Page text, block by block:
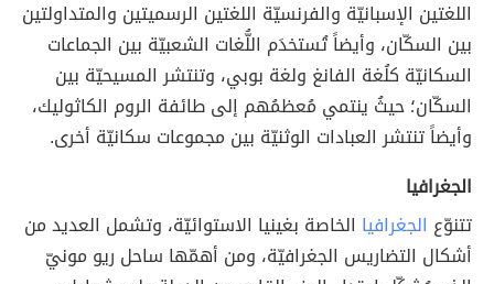
اللغتين الإسبانيّة والفرنسيّة اللغتين الرسميتين والمتداولتين
بين السكّان، وأيضاً تُستخدَم اللُّغات الشعبيّة بين الجماعات
السكانيّة كلُغة الفانغ ولغة بوبي، وتنتشر المسيحيّة بين
السكّان؛ حيثُ ينتمي مُعظمُهم إلى طائفة الروم الكاثوليك،
وأيضاً تنتشر العبادات الوثنيّة بين مجموعات سكانيّة أخرى.
الجغرافيا
تتنوّع الجغرافيا الخاصة بغينيا الاستوائيّة، وتشمل العديد من
أشكال التضاريس الجغرافيّة، ومن أهمّها ساحل ريو مونيّ